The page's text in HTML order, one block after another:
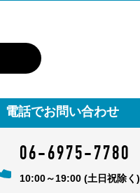
電話でお問い合わせ
06-6975-7780
10:00～19:00 (土日祝除く)